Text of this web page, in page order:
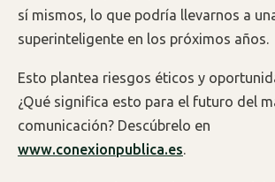
sí mismos, lo que podría llevarnos a
superinteligente en los próximos años.
Esto plantea riesgos éticos y
¿Qué significa esto para el futuro del
comunicación? Descúbrelo en
www.conexionpublica.es.